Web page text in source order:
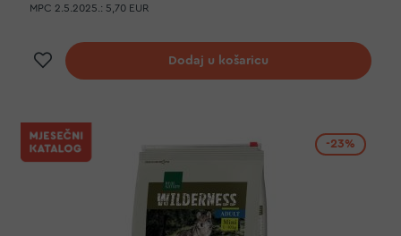
MPC 2.5.2025.: 5,70 EUR
Dodaj na listu želja
Dodaj u košaricu
-23%